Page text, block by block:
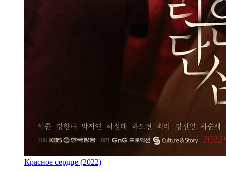
Красное сердце (2022)